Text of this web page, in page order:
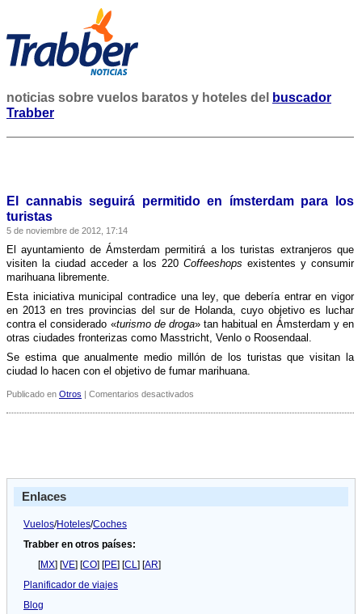
noticias sobre vuelos baratos y hoteles del
buscador
Trabber
El cannabis seguirá permitido en ímsterdam para los
turistas
5 de noviembre de 2012, 17:14
El ayuntamiento de Ámsterdam permitirá a los turistas extranjeros que
visiten la ciudad acceder a los 220 Coffeeshops existentes y consumir
marihuana libremente.
Esta iniciativa municipal contradice una ley, que deberí­a entrar en vigor
en 2013 en tres provincias del sur de Holanda, cuyo objetivo es luchar
contra el considerado «turismo de droga» tan habitual en Ámsterdam y en
otras ciudades fronterizas como Masstricht, Venlo o Roosendaal.
Se estima que anualmente medio millón de los turistas que visitan la
ciudad lo hacen con el objetivo de fumar marihuana.
Publicado en Otros | Comentarios desactivados
turistas
Enlaces
Vuelos/Hoteles/Coches
Trabber en otros países:
[MX] [VE] [CO] [PE] [CL] [AR]
Planificador de viajes
Blog